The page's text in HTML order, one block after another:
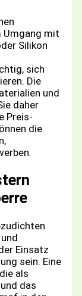
Umgang mit
Silikon
sich
Die
und
daher
Preis-
die
Einsatz
sein. Eine
als
das